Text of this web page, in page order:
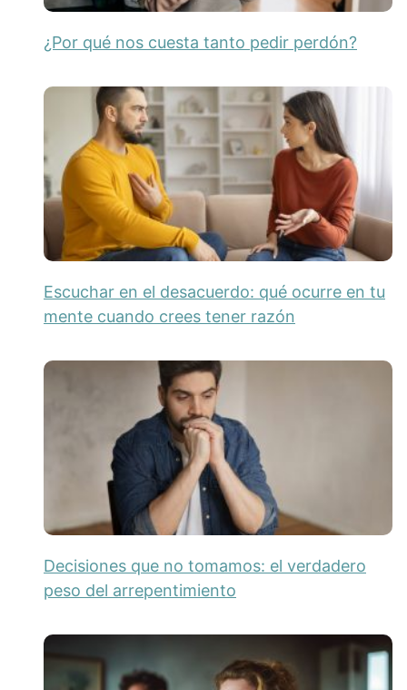
¿Por qué nos cuesta tanto pedir perdón?
Escuchar en el desacuerdo: qué ocurre en tu
mente cuando crees tener razón
Decisiones que no tomamos: el verdadero
peso del arrepentimiento